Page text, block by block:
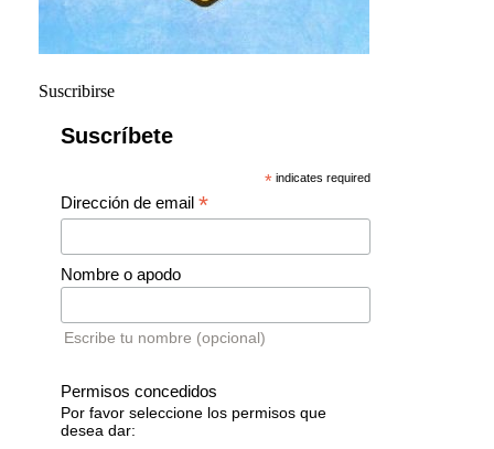
Suscribirse
Suscríbete
* indicates required
Dirección de email *
Nombre o apodo
Escribe tu nombre (opcional)
Permisos concedidos
Por favor seleccione los permisos que
desea dar: